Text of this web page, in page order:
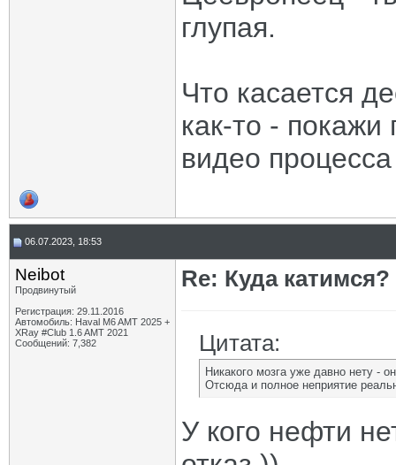
глупая.
Что касается
как-то -
видео
06.07.2023, 18:53
Neibot
Продвинутый
Регистрация: 29.11.2016
Автомобиль: Haval M6 AMT 2025 +
XRay #Club 1.6 AMT 2021
Сообщений: 7,382
Re: Куда катимся?
Цитата:
Никакого мозга уже давно нету -
Отсюда и полное неприятие
У кого нефти